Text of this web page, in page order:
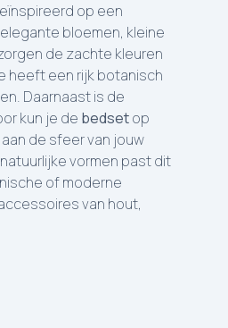
op een
bloemen, kleine
de zachte kleuren
heeft een rijk botanisch
Daarnaast is de
kun je de bedsetop
de sfeer van jouw
vormen past dit
of moderne
van hout,